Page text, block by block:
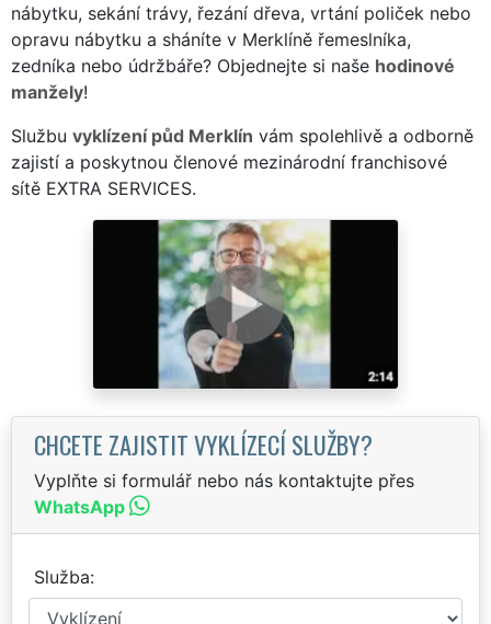
nábytku, sekání trávy, řezání dřeva, vrtání poliček nebo
opravu nábytku a sháníte v Merklíně řemeslníka,
zedníka nebo údržbáře? Objednejte si naše hodinové
manžely!
Službu vyklízení půd Merklín vám spolehlivě a odborně
zajistí a poskytnou členové mezinárodní franchisové
sítě EXTRA SERVICES.
CHCETE ZAJISTIT VYKLÍZECÍ SLUŽBY?
Vyplňte si formulář nebo nás kontaktujte přes
WhatsApp
Služba